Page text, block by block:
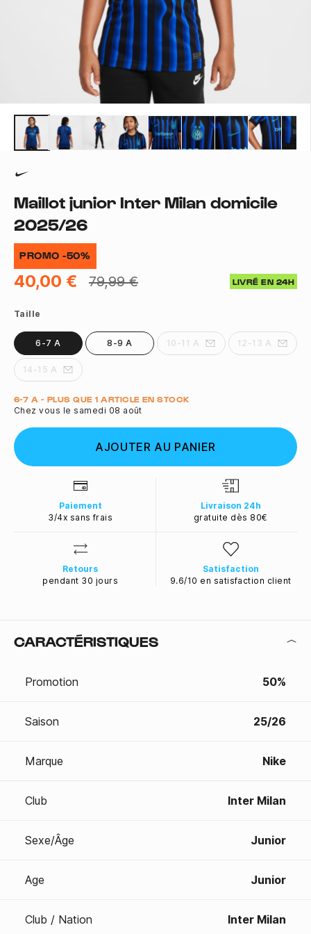
Maillot junior Inter Milan domicile
2025/26
PROMO -50%
40,00 € 79,99 € LIVRÉ EN 24H
Taille
6-7 A 8-9 A 10-11 A 12-13 A
14-15 A
Quantité
6-7 A - PLUS QUE 1 ARTICLE EN STOCK
Chez vous le samedi 08 août
AJOUTER AU PANIER
Paiement
3/4x sans frais
Livraison 24h
gratuite dès 80€
Retours
pendant 30 jours
Satisfaction
9.6/10 en satisfaction client
CARACTÉRISTIQUES
Promotion 50%
Saison 25/26
Marque Nike
Club Inter Milan
Sexe/Âge Junior
Age Junior
Club / Nation Inter Milan